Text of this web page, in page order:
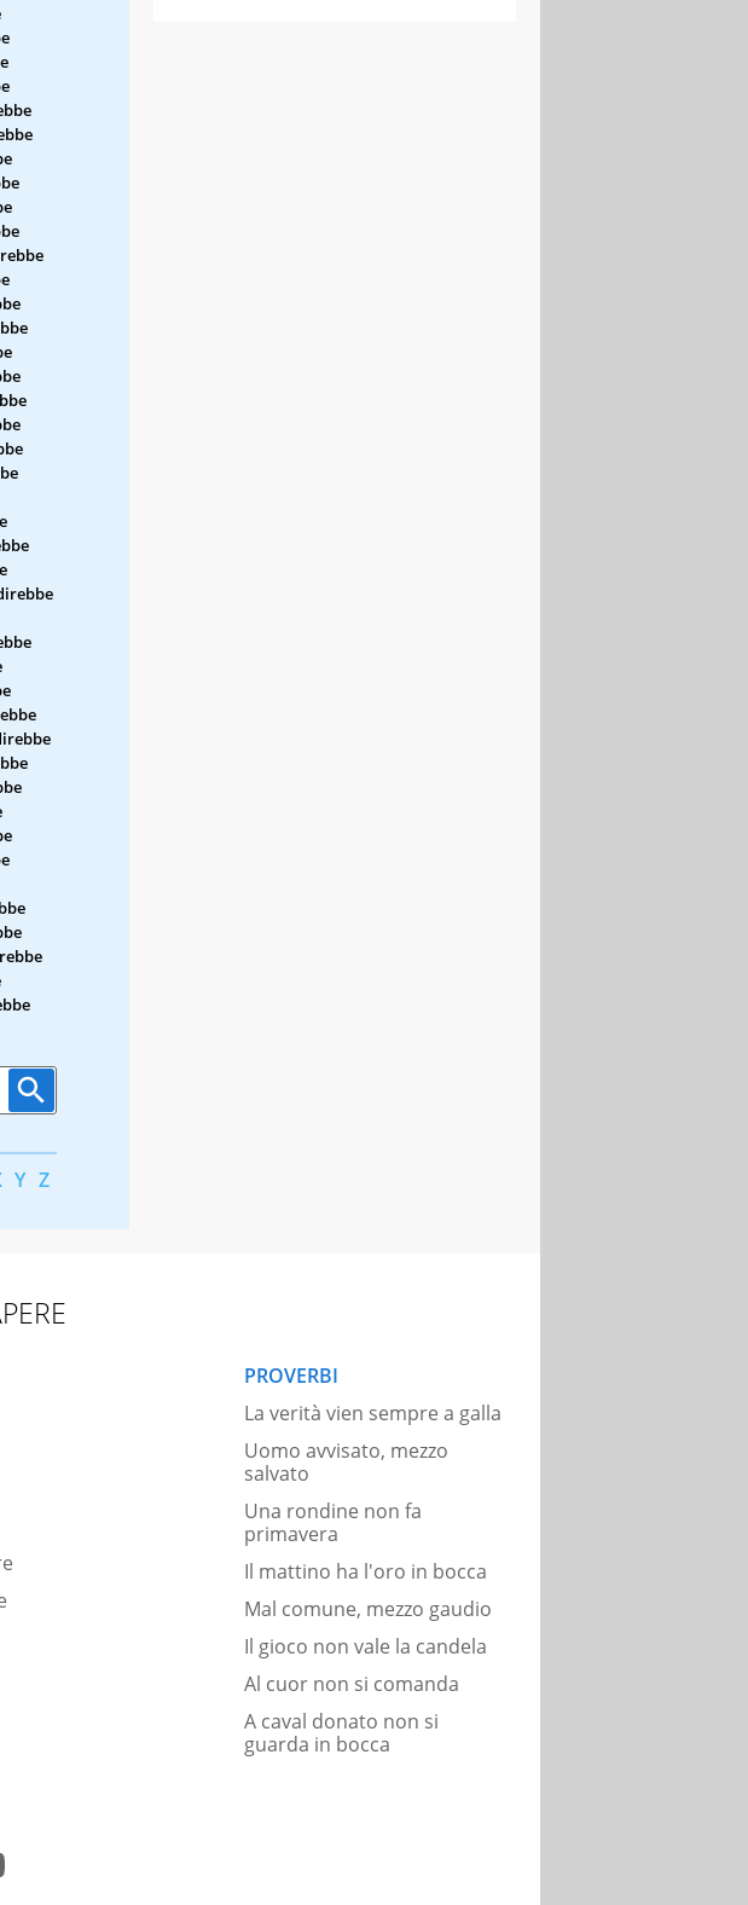
Y Z
PROVERBI
La verità vien sempre a galla
Uomo avvisato, mezzo
salvato
Una rondine non fa
primavera
Il mattino ha l'oro in bocca
Mal comune, mezzo gaudio
Il gioco non vale la candela
Al cuor non si comanda
A caval donato non si
guarda in bocca